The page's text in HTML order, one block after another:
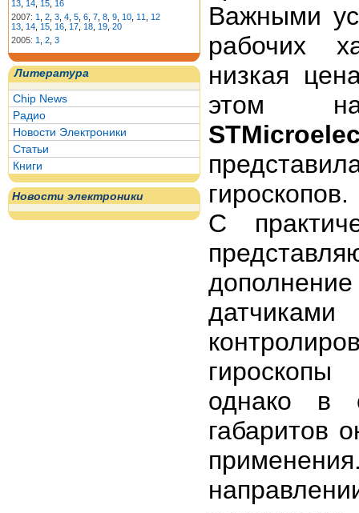
13 14 15 16
2007: 1 2 3 4 5 6 7 8 9 10 11
12
13 14 15 16 17 18 19 20
2005: 1 2 3
Литература
Chip News
Радио
Новости Электроники
Статьи
Книги
Новости электроники
Важными
рабочих
низкая
этом
гироскопов.
С
однако в
габаритов